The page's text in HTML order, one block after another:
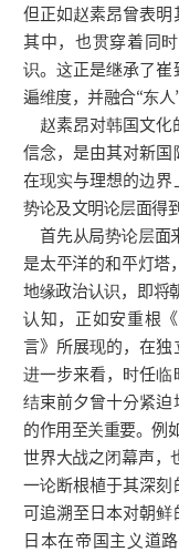
但正如赵素昂曾表
其中，也贯穿着同
识。这正是继承了
遍维度，并融合“东人
赵素昂对韩国文
信念，是由其对新国
在现实与理想的边
势论及文明论层面得
首先从局势论层面
是太平洋的和平灯塔
地缘政治认识，即将
认知，正如安重根
言》所展现的，在
进一步来看，时任
结束前夕曾十分紧
的作用至关重要。例
世界大战之闭幕声，
一论断根植于其深刻
可追溯至日本对朝
日本在帝国主义道